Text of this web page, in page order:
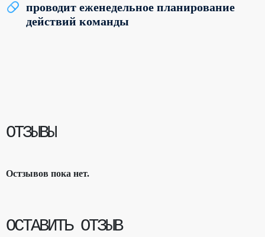
проводит еженедельное планирование
действий команды
ОТЗЫВЫ
Остзывов пока нет.
ОСТАВИТЬ ОТЗЫВ